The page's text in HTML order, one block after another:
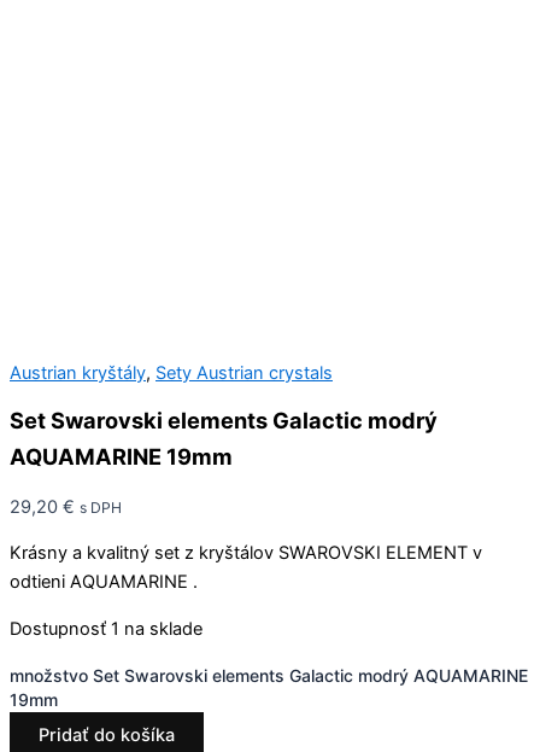
Austrian kryštály, Sety Austrian crystals
Set Swarovski elements Galactic modrý
AQUAMARINE 19mm
29,20 € s DPH
Krásny a kvalitný set z kryštálov SWAROVSKI ELEMENT v
odtieni AQUAMARINE .
Dostupnosť 1 na sklade
množstvo Set Swarovski elements Galactic modrý AQUAMARINE
19mm
Pridať do košíka